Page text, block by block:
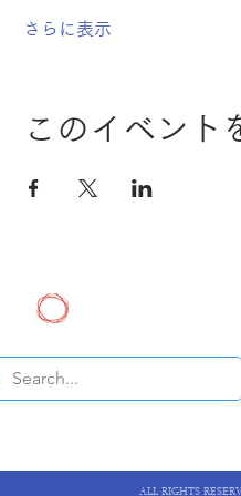
さらに表示
このイベント
ALL RIGHTS